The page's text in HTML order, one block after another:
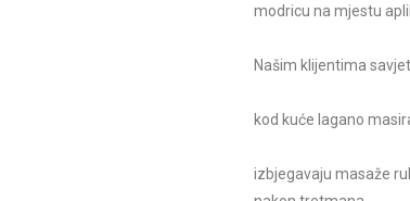
modricu na mjestu
Našim klijentima
kod kuće lagano
izbjegavaju masaže